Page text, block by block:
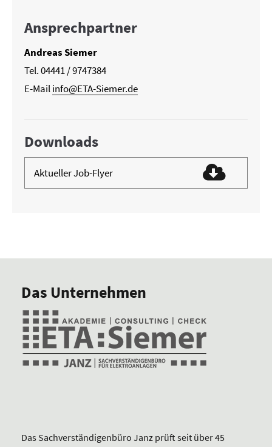
Ansprechpartner
Andreas Siemer
Tel. 04441 / 9747384
E-Mailinfo@ETA-Siemer.de
Downloads
Aktueller Job-Flyer
Das Unternehmen
Das Sachverständigenbüro Janz prüft seit über 45